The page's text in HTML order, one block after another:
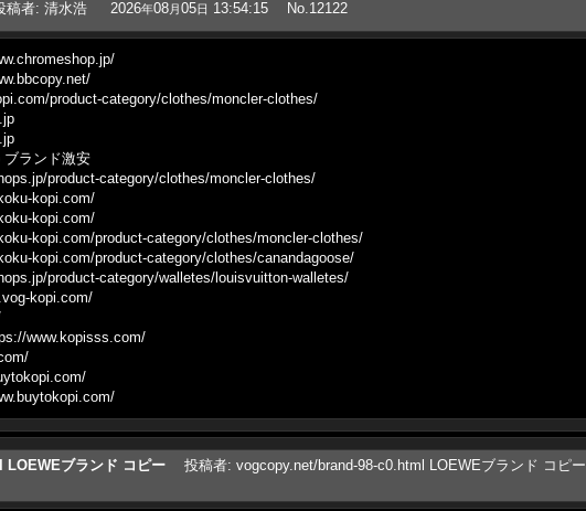
稿者: 清水浩 2026年08月05日 13:54:15 No.12122
product-category/clothes/moncler-clothes/
ランド激安
product-category/clothes/moncler-clothes/
kopi.com/
kopi.com/
kopi.com/product-category/clothes/moncler-clothes/
kopi.com/product-category/clothes/canandagoose/
product-category/walletes/louisvuitton-walletes/
kopi.com/
www.kopisss.com/
ブランド コピー 投稿者: vogcopy.net/brand-98-c0.html LOEWEブランド コピー